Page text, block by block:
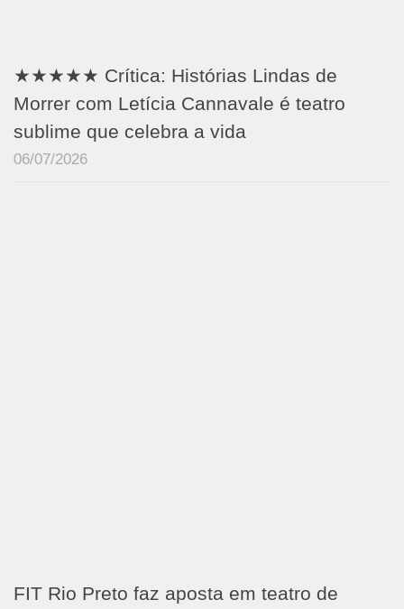
★★★★★ Crítica: Histórias Lindas de
Morrer com Letícia Cannavale é teatro
sublime que celebra a vida
06/07/2026
FIT Rio Preto faz aposta em teatro de